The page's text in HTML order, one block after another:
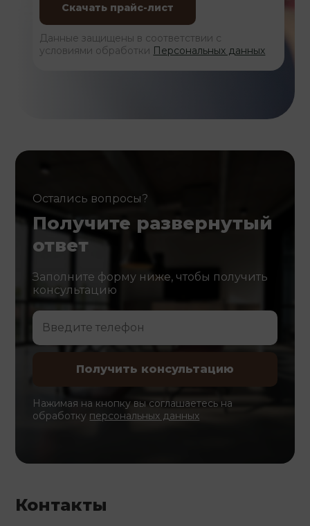
Данные защищены в соответствии с
условиями обработки Персональных данных
Остались вопросы?
Получите развернутый
ответ
Заполните форму ниже, чтобы получить
консультацию
Нажимая на кнопку вы соглашаетесь на
обработку персональных данных
Контакты